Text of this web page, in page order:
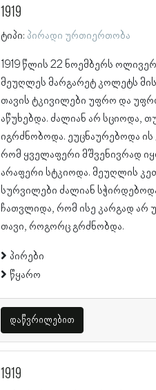
1919
ტიპი: პირადი ურთიერთობა
1919 წლის 22 ნოემბერს
მეუღლეს მარგარეტ კოლეტს
თავის ტკივილები უფრო და
აწუხებდა. ძალიან არ სციოდა,
იგრძნობოდა. ეუცნაურებოდა ის
რომ ყველაფერი მშვენივრად
არაფერი სტკიოდა. მეუღლის
სურვილები ძალიან
ჩათვლიდა, რომ ისე კარგად არ
თავი, როგორც გრძნობდა.
პირები
წყარო
დაწვრილებით
1919